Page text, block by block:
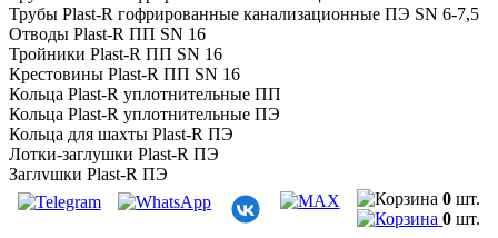
Трубы Plast-R гофрированные канализационные ПЭ SN 6-7,5
Отводы Plast-R ПП SN 16
Тройники Plast-R ПП SN 16
Крестовины Plast-R ПП SN 16
Кольца Plast-R уплотнительные ПП
Кольца Plast-R уплотнительные ПЭ
Кольца для шахты Plast-R ПЭ
Лотки-заглушки Plast-R ПЭ
Заглушки Plast-R ПЭ
Муфты Plast-R для прохода через ЖБИ ПЭ
Муфты Plast-R соединительные ДГТ ПЭ
0 шт.
0 шт.